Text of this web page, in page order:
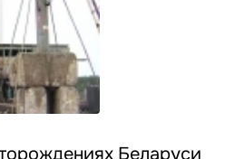
Беларуси